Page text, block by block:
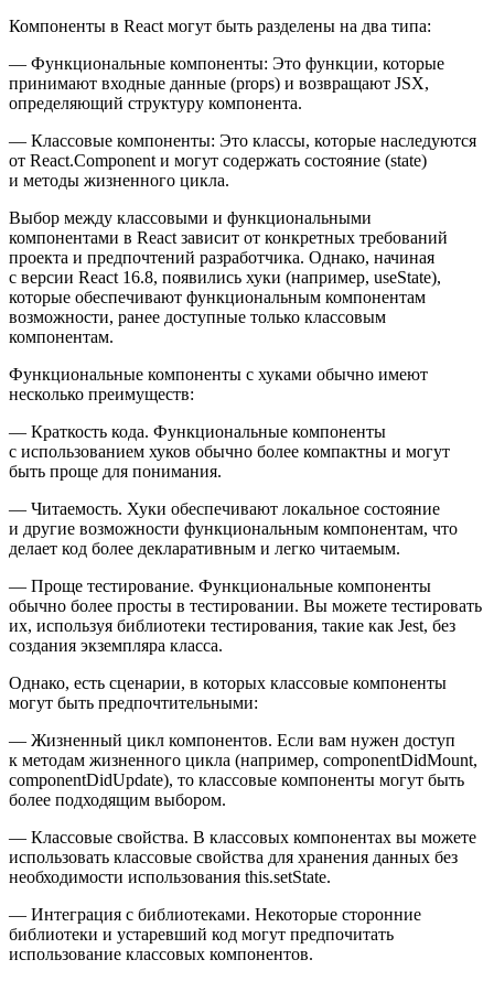
Компоненты в React могут быть разделены на два типа:
— Функциональные компоненты: Это функции, которые
принимают входные данные (props) и возвращают JSX,
определяющий структуру компонента.
— Классовые компоненты: Это классы, которые наследуются
от React.Component и могут содержать состояние (state)
и методы жизненного цикла.
Выбор между классовыми и функциональными
компонентами в React зависит от конкретных требований
проекта и предпочтений разработчика. Однако, начиная
с версии React 16.8, появились хуки (например, useState),
которые обеспечивают функциональным компонентам
возможности, ранее доступные только классовым
компонентам.
Функциональные компоненты с хуками обычно имеют
несколько преимуществ:
— Краткость кода. Функциональные компоненты
с использованием хуков обычно более компактны и могут
быть проще для понимания.
— Читаемость. Хуки обеспечивают локальное состояние
и другие возможности функциональным компонентам, что
делает код более декларативным и легко читаемым.
— Проще тестирование. Функциональные компоненты
обычно более просты в тестировании. Вы можете тестировать
их, используя библиотеки тестирования, такие как Jest, без
создания экземпляра класса.
Однако, есть сценарии, в которых классовые компоненты
могут быть предпочтительными:
— Жизненный цикл компонентов. Если вам нужен доступ
к методам жизненного цикла (например, componentDidMount,
componentDidUpdate), то классовые компоненты могут быть
более подходящим выбором.
— Классовые свойства. В классовых компонентах вы можете
использовать классовые свойства для хранения данных без
необходимости использования this.setState.
— Интеграция с библиотеками. Некоторые сторонние
библиотеки и устаревший код могут предпочитать
использование классовых компонентов.